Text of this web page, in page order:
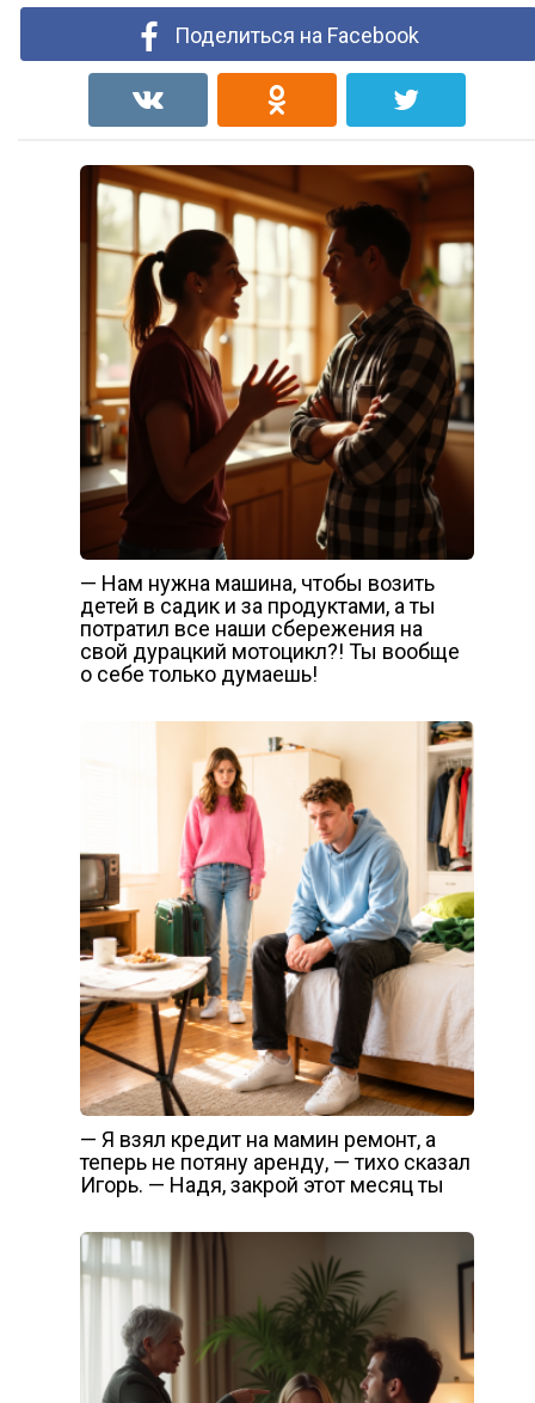
Поделиться на Facebook
— Нам нужна машина, чтобы возить
детей в садик и за продуктами, а ты
потратил все наши сбережения на
свой дурацкий мотоцикл?! Ты вообще
о себе только думаешь!
— Я взял кредит на мамин ремонт, а
теперь не потяну аренду, — тихо сказал
Игорь. — Надя, закрой этот месяц ты